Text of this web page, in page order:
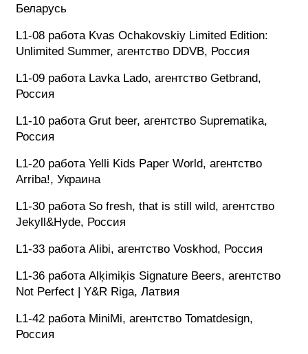
Беларусь
L1-08 работа Kvas Ochakovskiy Limited Edition:
Unlimited Summer, агентство DDVB, Россия
L1-09 работа Lavka Lado, агентство Getbrand,
Россия
L1-10 работа Grut beer, агентство Suprematika,
Россия
L1-20 работа Yelli Kids Paper World, агентство
Arriba!, Украина
L1-30 работа So fresh, that is still wild, агентство
Jekyll&Hyde, Россия
L1-33 работа Alibi, агентство Voskhod, Россия
L1-36 работа Alķimiķis Signature Beers, агентство
Not Perfect | Y&R Riga, Латвия
L1-42 работа MiniMi, агентство Tomatdesign,
Россия